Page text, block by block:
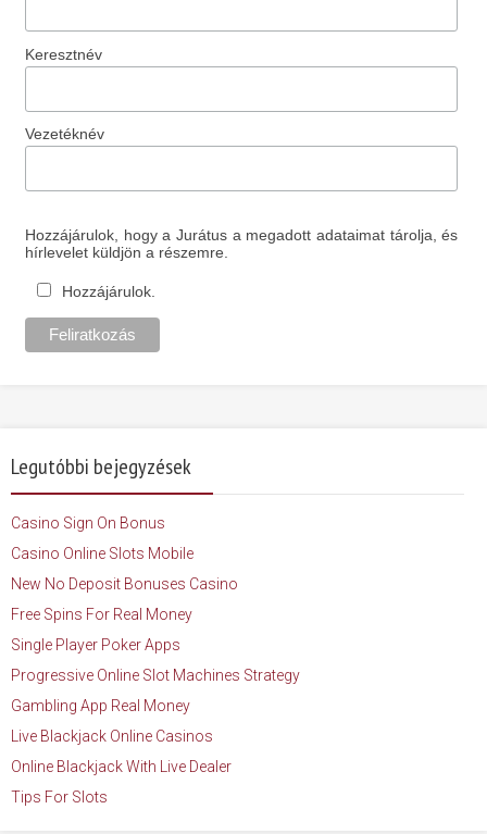
Keresztnév
Vezetéknév
Hozzájárulok, hogy a Jurátus a megadott adataimat tárolja, és
hírlevelet küldjön a részemre.
Hozzájárulok.
Legutóbbi bejegyzések
Casino Sign On Bonus
Casino Online Slots Mobile
New No Deposit Bonuses Casino
Free Spins For Real Money
Single Player Poker Apps
Progressive Online Slot Machines Strategy
Gambling App Real Money
Live Blackjack Online Casinos
Online Blackjack With Live Dealer
Tips For Slots